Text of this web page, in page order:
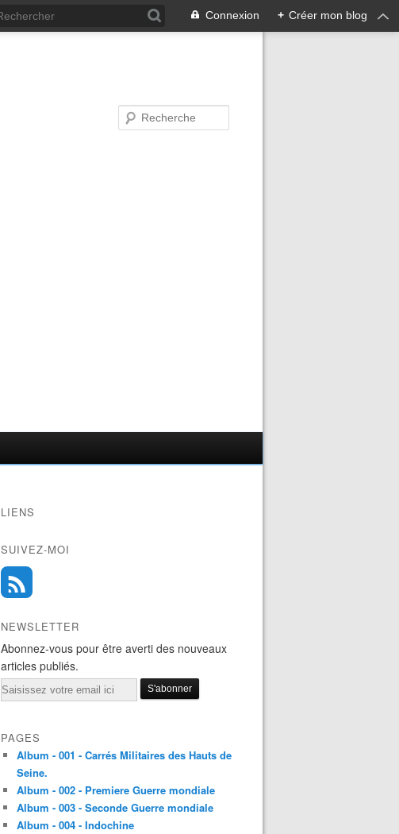
Connexion + Créer mon blog
LIENS
SUIVEZ-MOI
NEWSLETTER
Abonnez-vous pour être averti des nouveaux
articles publiés.
Email
PAGES
Album - 001 - Carrés Militaires des Hauts de
Seine.
Album - 002 - Premiere Guerre mondiale
Album - 003 - Seconde Guerre mondiale
Album - 004 - Indochine